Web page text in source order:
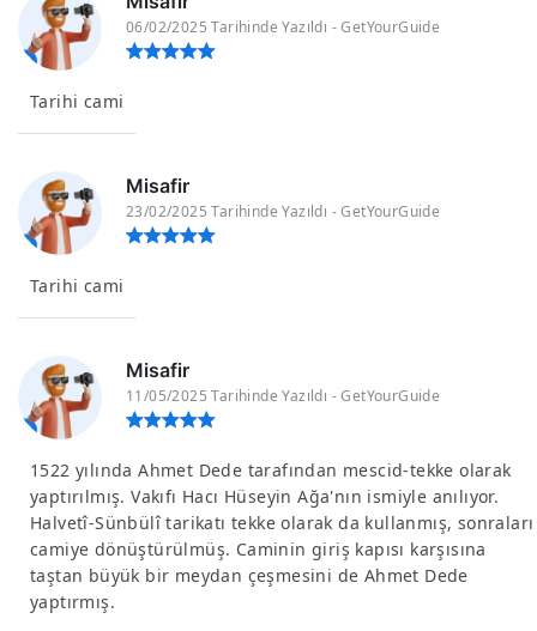
06/02/2025 Tarihinde Yazıldı - GetYourGuide
Tarihi cami
Misafir
23/02/2025 Tarihinde Yazıldı - GetYourGuide
Tarihi cami
Misafir
11/05/2025 Tarihinde Yazıldı - GetYourGuide
1522 yılında Ahmet Dede tarafından mescid-tekke olarak
yaptırılmış. Vakıfı Hacı Hüseyin Ağa'nın ismiyle anılıyor.
Halvetî-Sünbülî tarikatı tekke olarak da kullanmış, sonraları
camiye dönüştürülmüş. Caminin giriş kapısı karşısına
taştan büyük bir meydan çeşmesini de Ahmet Dede
yaptırmış.